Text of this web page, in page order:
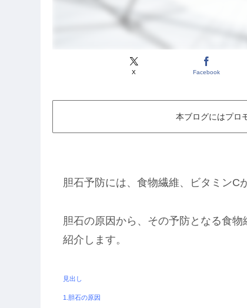
X Facebook
本ブログにはプロ
胆石予防には、食物繊維、ビタミンC
胆石の原因から、その予防となる食物
紹介します。
見出し
1. 胆石の原因